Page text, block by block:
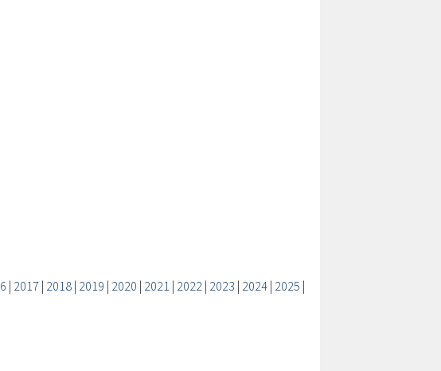
| 2017 | 2018| 2019 | 2020 | 2021 | 2022| 2023 | 2024| 2025 |